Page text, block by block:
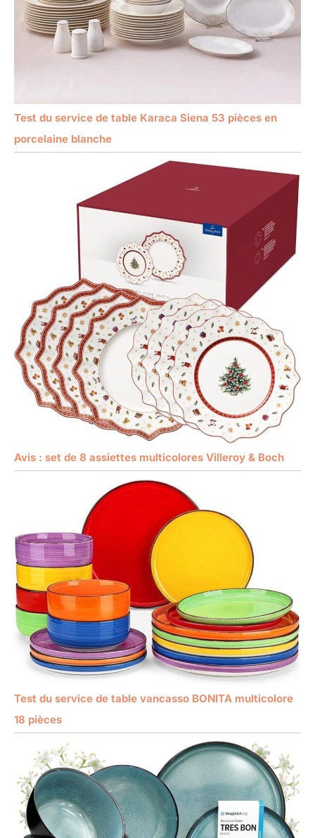
Test du service de table Karaca Siena 53 pièces en
porcelaine blanche
Avis : set de 8 assiettes multicolores Villeroy & Boch
Test du service de table vancasso BONITA multicolore
18 pièces